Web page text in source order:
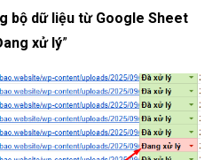
bộ dữ liệu từ Google Sheet
xử lý”